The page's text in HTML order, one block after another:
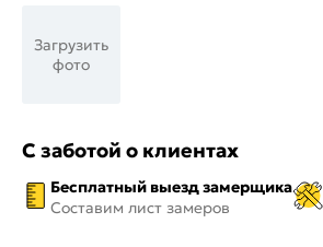
Загрузить
фото
С заботой о клиентах
Бесплатный выезд замерщика
Составим лист замеров